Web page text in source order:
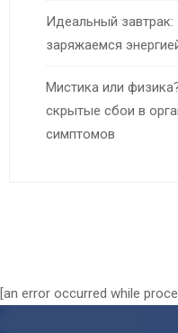
Идеальный
заряжаемся
Мистика или
скрытые сбои в
симптомов
[an error occurred while